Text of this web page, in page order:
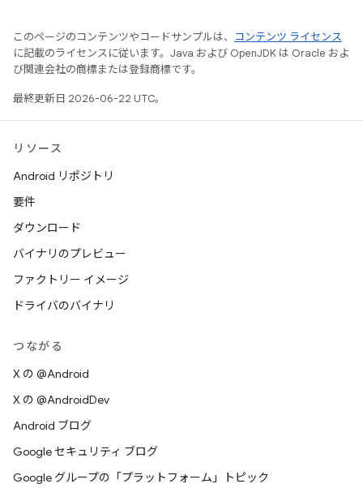
このページのコンテンツやコードサンプルは、
コンテンツ ライセンス
に記載のライセンスに従います。Java および OpenJDK は Oracle およ
び関連会社の商標または登録商標です。
最終更新日 2026-06-22 UTC。
リソース
Android リポジトリ
要件
ダウンロード
バイナリのプレビュー
ファクトリー イメージ
ドライバのバイナリ
つながる
X の @Android
X の @AndroidDev
Android ブログ
Google セキュリティ ブログ
Google グループの「プラットフォーム」トピック